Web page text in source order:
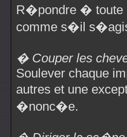
R�pondre � toute
comme s�il
� Couper les
Soulever chaque
autres et une
�nonc�e.